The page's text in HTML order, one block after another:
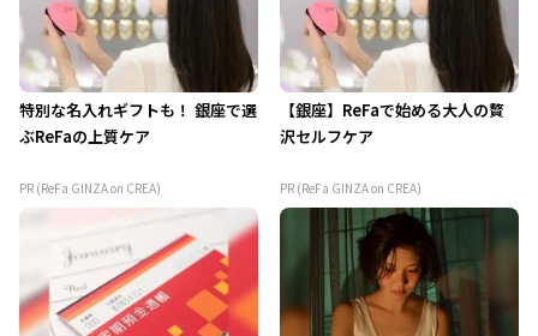
特別な名入れギフトも！ 銀座で選
ぶReFaの上質ケア
PR (ReFa GINZA on CREA)
【銀座】ReFaで始める大人の贅
沢セルフケア
PR (ReFa GINZA on CREA)